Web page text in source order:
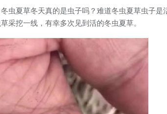
虫夏草冬天真的是虫子吗？难道冬虫夏草虫子
采挖一线，有幸多次见到活的冬虫夏草。